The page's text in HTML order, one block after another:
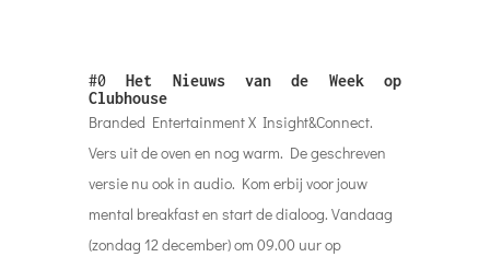
#0Het Nieuws van de Week op
Clubhouse
Branded Entertainment X Insight&Connect.
Vers uit de oven en nog warm. De geschreven
versie nu ook in audio. Kom erbij voor jouw
mental breakfast en start de dialoog. Vandaag
(zondag 12 december) om 09.00 uur op